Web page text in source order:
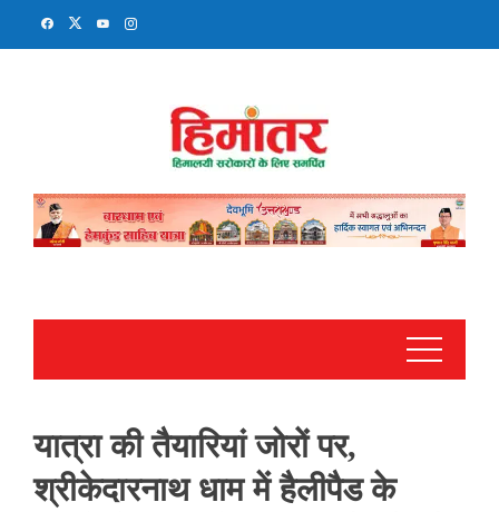
यात्रा की तैयारियां जोरों पर,
श्रीकेदारनाथ धाम में हैलीपैड के